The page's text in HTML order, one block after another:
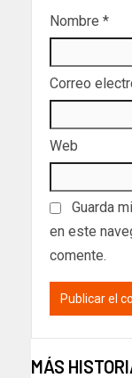
Nombre *
Correo
Web
Guarda
en este
comente.
MÁS